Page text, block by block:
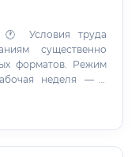
🕐 Условия труда
существенно
форматов. Режим
период активной